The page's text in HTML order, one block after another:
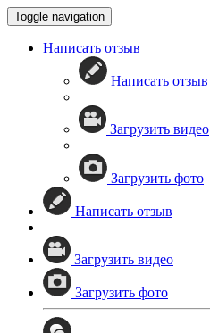
Toggle navigation
Написать отзыв
Написать отзыв
Загрузить видео
Загрузить фото
Написать отзыв
Загрузить видео
Загрузить фото